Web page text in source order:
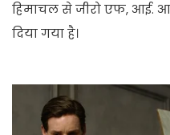
हिमाचल से जीरो एफ, आई.
दिया गया है।